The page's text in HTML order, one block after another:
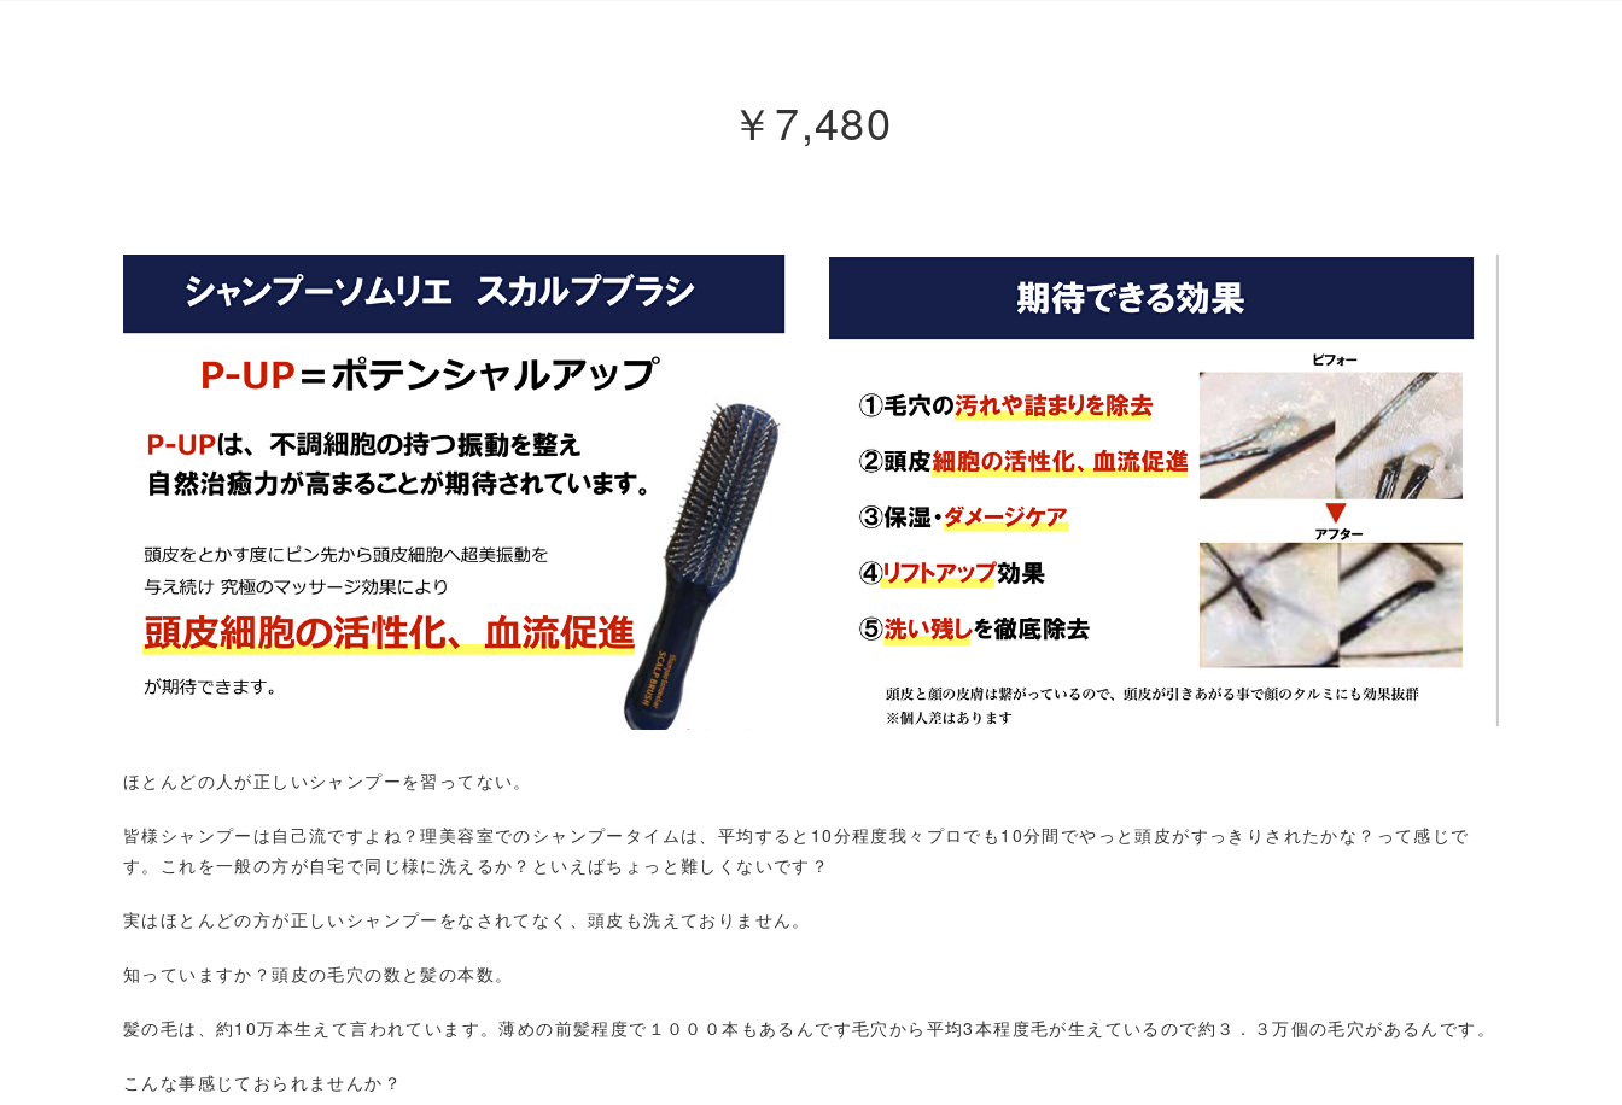
￥7,480
ほとんどの人が正しいシャンプーを習ってない。
皆様シャンプーは自己流ですよね？理美容室でのシャンプータイムは、平均すると10分程度我々プロでも10分間でやっと頭皮がすっきりされたかな？って感じで
す。これを一般の方が自宅で同じ様に洗えるか？といえばちょっと難しくないです？
実はほとんどの方が正しいシャンプーをなされてなく、頭皮も洗えておりません。
知っていますか？頭皮の毛穴の数と髪の本数。
髪の毛は、約10万本生えて言われています。薄めの前髪程度で１０００本もあるんです毛穴から平均3本程度毛が生えているので約３．３万個の毛穴があるんです。
こんな事感じておられませんか？